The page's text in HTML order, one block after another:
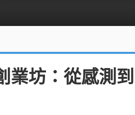
器人的關鍵
業坊：從感測到